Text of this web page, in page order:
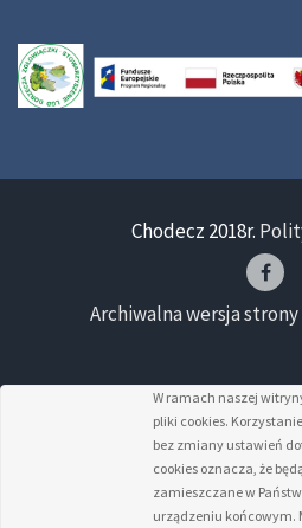
Chodecz 2018r.
Archiwalna wersja
W ramach naszej
pliki cookies.
bez zmiany ustawień
cookies oznacza, że
zamieszczane w
urządzeniu końcowym.